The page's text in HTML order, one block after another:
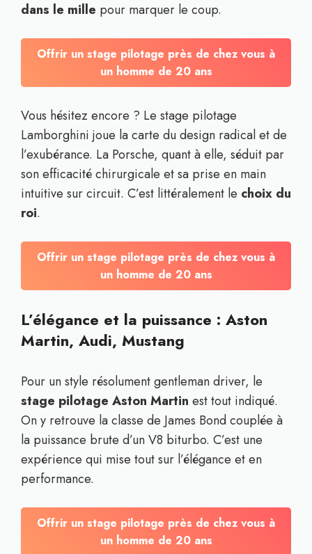
dans le mille pour marquer le coup.
Offrir un stage pilotage près de chez vous à
un homme de 20 ans
Vous hésitez encore ? Le stage pilotage
Lamborghini joue la carte du design radical et de
l’exubérance. La Porsche, quant à elle, séduit par
son efficacité chirurgicale et sa prise en main
intuitive sur circuit. C’est littéralement le choix du
roi.
Offrir un stage pilotage près de chez vous à
un homme de 20 ans
L’élégance et la puissance : Aston
Martin, Audi, Mustang
Pour un style résolument gentleman driver, le
stage pilotage Aston Martin est tout indiqué.
On y retrouve la classe de James Bond couplée à
la puissance brute d’un V8 biturbo. C’est une
expérience qui mise tout sur l’élégance et en
performance.
Offrir un stage pilotage près de chez vous à
un homme de 20 ans